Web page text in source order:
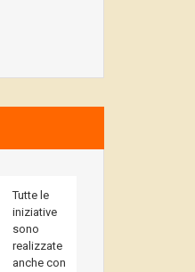
Tutte le
iniziative
sono
realizzate
anche con